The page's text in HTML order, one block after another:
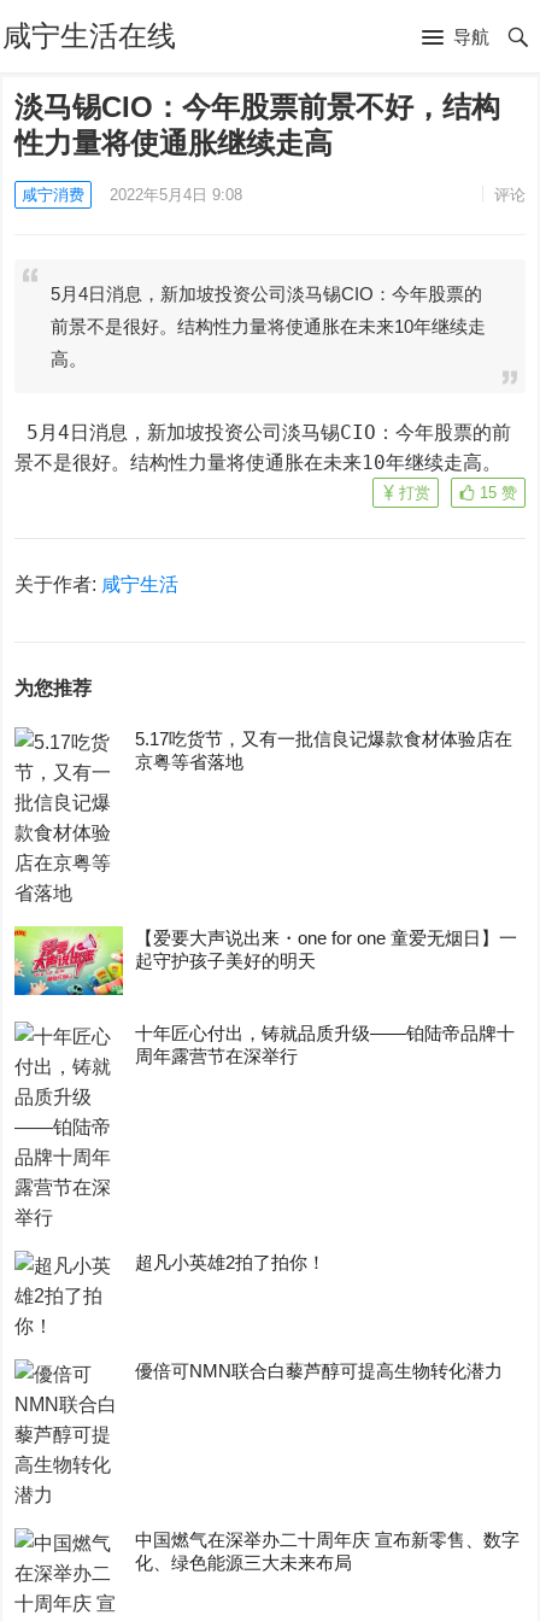
咸宁生活在线 导航
淡马锡CIO：今年股票前景不好，结构
性力量将使通胀继续走高
咸宁消费 2022年5月4日 9:08 评论
5月4日消息，新加坡投资公司淡马锡CIO：今年股票的
前景不是很好。结构性力量将使通胀在未来10年继续走
高。
景不是很好。结构性力量将使通胀在未来10年继续走高。
15 赞
打赏
关于作者: 咸宁生活
为您推荐
5.17吃货节，又有一批信良记爆款食材体验店在
京粤等省落地
【爱要大声说出来・one for one 童爱无烟日】一
起守护孩子美好的明天
十年匠心付出，铸就品质升级——铂陆帝品牌十
周年露营节在深举行
超凡小英雄2拍了拍你！
優倍可NMN联合白藜芦醇可提高生物转化潜力
中国燃气在深举办二十周年庆 宣布新零售、数字
化、绿色能源三大未来布局